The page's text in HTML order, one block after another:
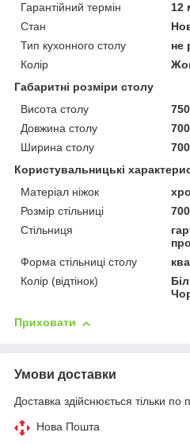
Гарантійний термін
12
Стан
Тип кухонного столу
не
Колір
Габаритні розміри столу
Висота столу
Довжина столу
Ширина столу
Користувальницькі
Матеріал ніжок
Розмір стільниці
Стільниця
Форма стільниці столу
Колір (відтінок)
Приховати
Умови доставки
Доставка здійснюється тільки по
Нова Пошта